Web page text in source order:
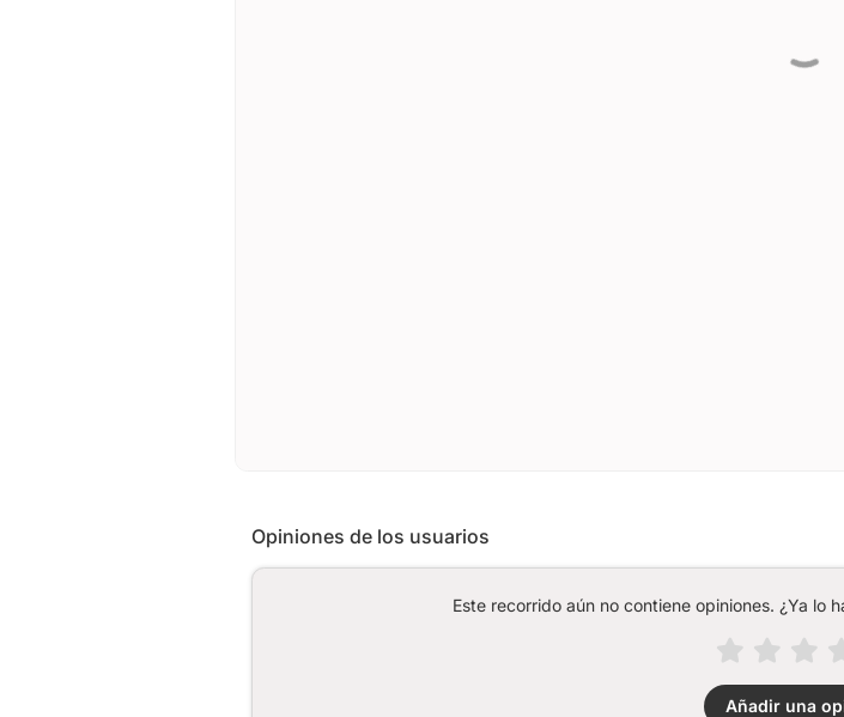
Opiniones de los usuarios
Este recorrido aún no contiene opiniones. ¿Ya lo
Añadir una